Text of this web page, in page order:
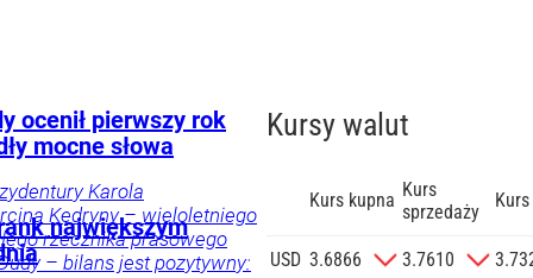
na
ocenił pierwszy rok
mocne słowa
Karola
Kędryny – wieloletniego
rzecznika prasowego
– bilans jest pozytywny:
największym
Kursy walut
Kurs kupna Kurs
sprzedaży
USD 3.6866 3.7610